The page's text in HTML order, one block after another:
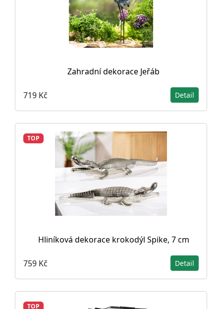
Zahradní dekorace Jeřáb
719 Kč Detail
TOP
Hliníková dekorace krokodýl Spike, 7 cm
759 Kč Detail
TOP